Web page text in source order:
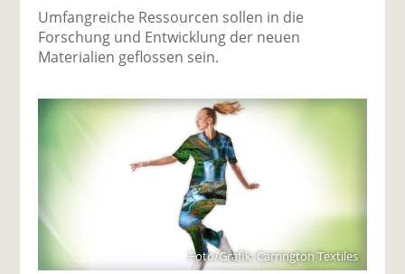
Umfangreiche Ressourcen sollen in die
Forschung und Entwicklung der neuen
Materialien geflossen sein.
Foto/Grafik: Carrington Textiles